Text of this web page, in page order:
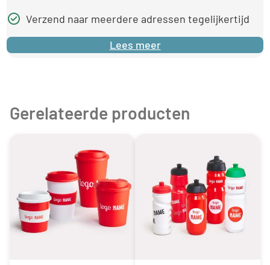
Verzend naar meerdere adressen tegelijkertijd
Lees meer
Gerelateerde producten